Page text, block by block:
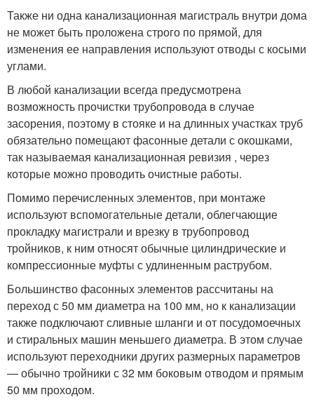
Также ни одна канализационная магистраль внутри дома
не может быть проложена строго по прямой, для
изменения ее направления используют отводы с косыми
углами.
В любой канализации всегда предусмотрена
возможность прочистки трубопровода в случае
засорения, поэтому в стояке и на длинных участках труб
обязательно помещают фасонные детали с окошками,
так называемая канализационная ревизия , через
которые можно проводить очистные работы.
Помимо перечисленных элементов, при монтаже
используют вспомогательные детали, облегчающие
прокладку магистрали и врезку в трубопровод
тройников, к ним относят обычные цилиндрические и
компрессионные муфты с удлиненным раструбом.
Большинство фасонных элементов рассчитаны на
переход с 50 мм диаметра на 100 мм, но к канализации
также подключают сливные шланги и от посудомоечных
и стиральных машин меньшего диаметра. В этом случае
используют переходники других размерных параметров
— обычно тройники с 32 мм боковым отводом и прямым
50 мм проходом.